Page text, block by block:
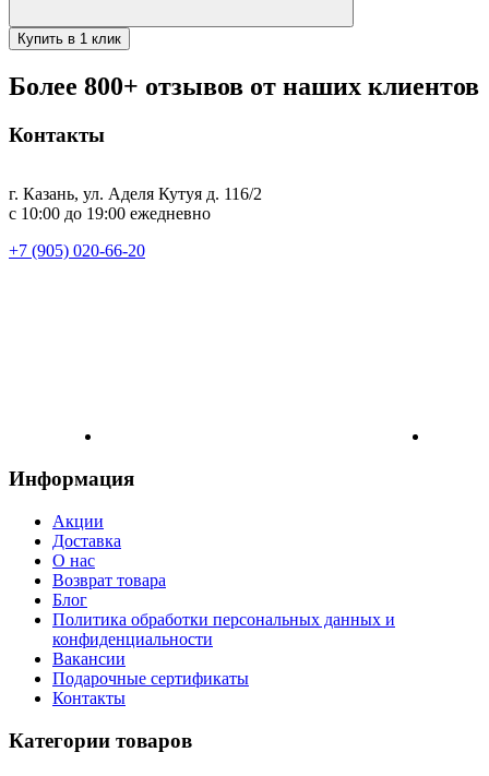
Купить в 1 клик
Более 800+ отзывов от наших клиентов
Контакты
г. Казань, ул. Аделя Кутуя д. 116/2
с 10:00 до 19:00 ежедневно
+7 (905) 020-66-20
Информация
Акции
Доставка
О нас
Возврат товара
Блог
Политика обработки персональных данных и
конфиденциальности
Вакансии
Подарочные сертификаты
Контакты
Категории товаров